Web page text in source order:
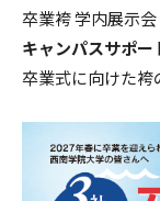
卒業袴 学内展示会
キャンパスサポ
卒業式に向けた袴